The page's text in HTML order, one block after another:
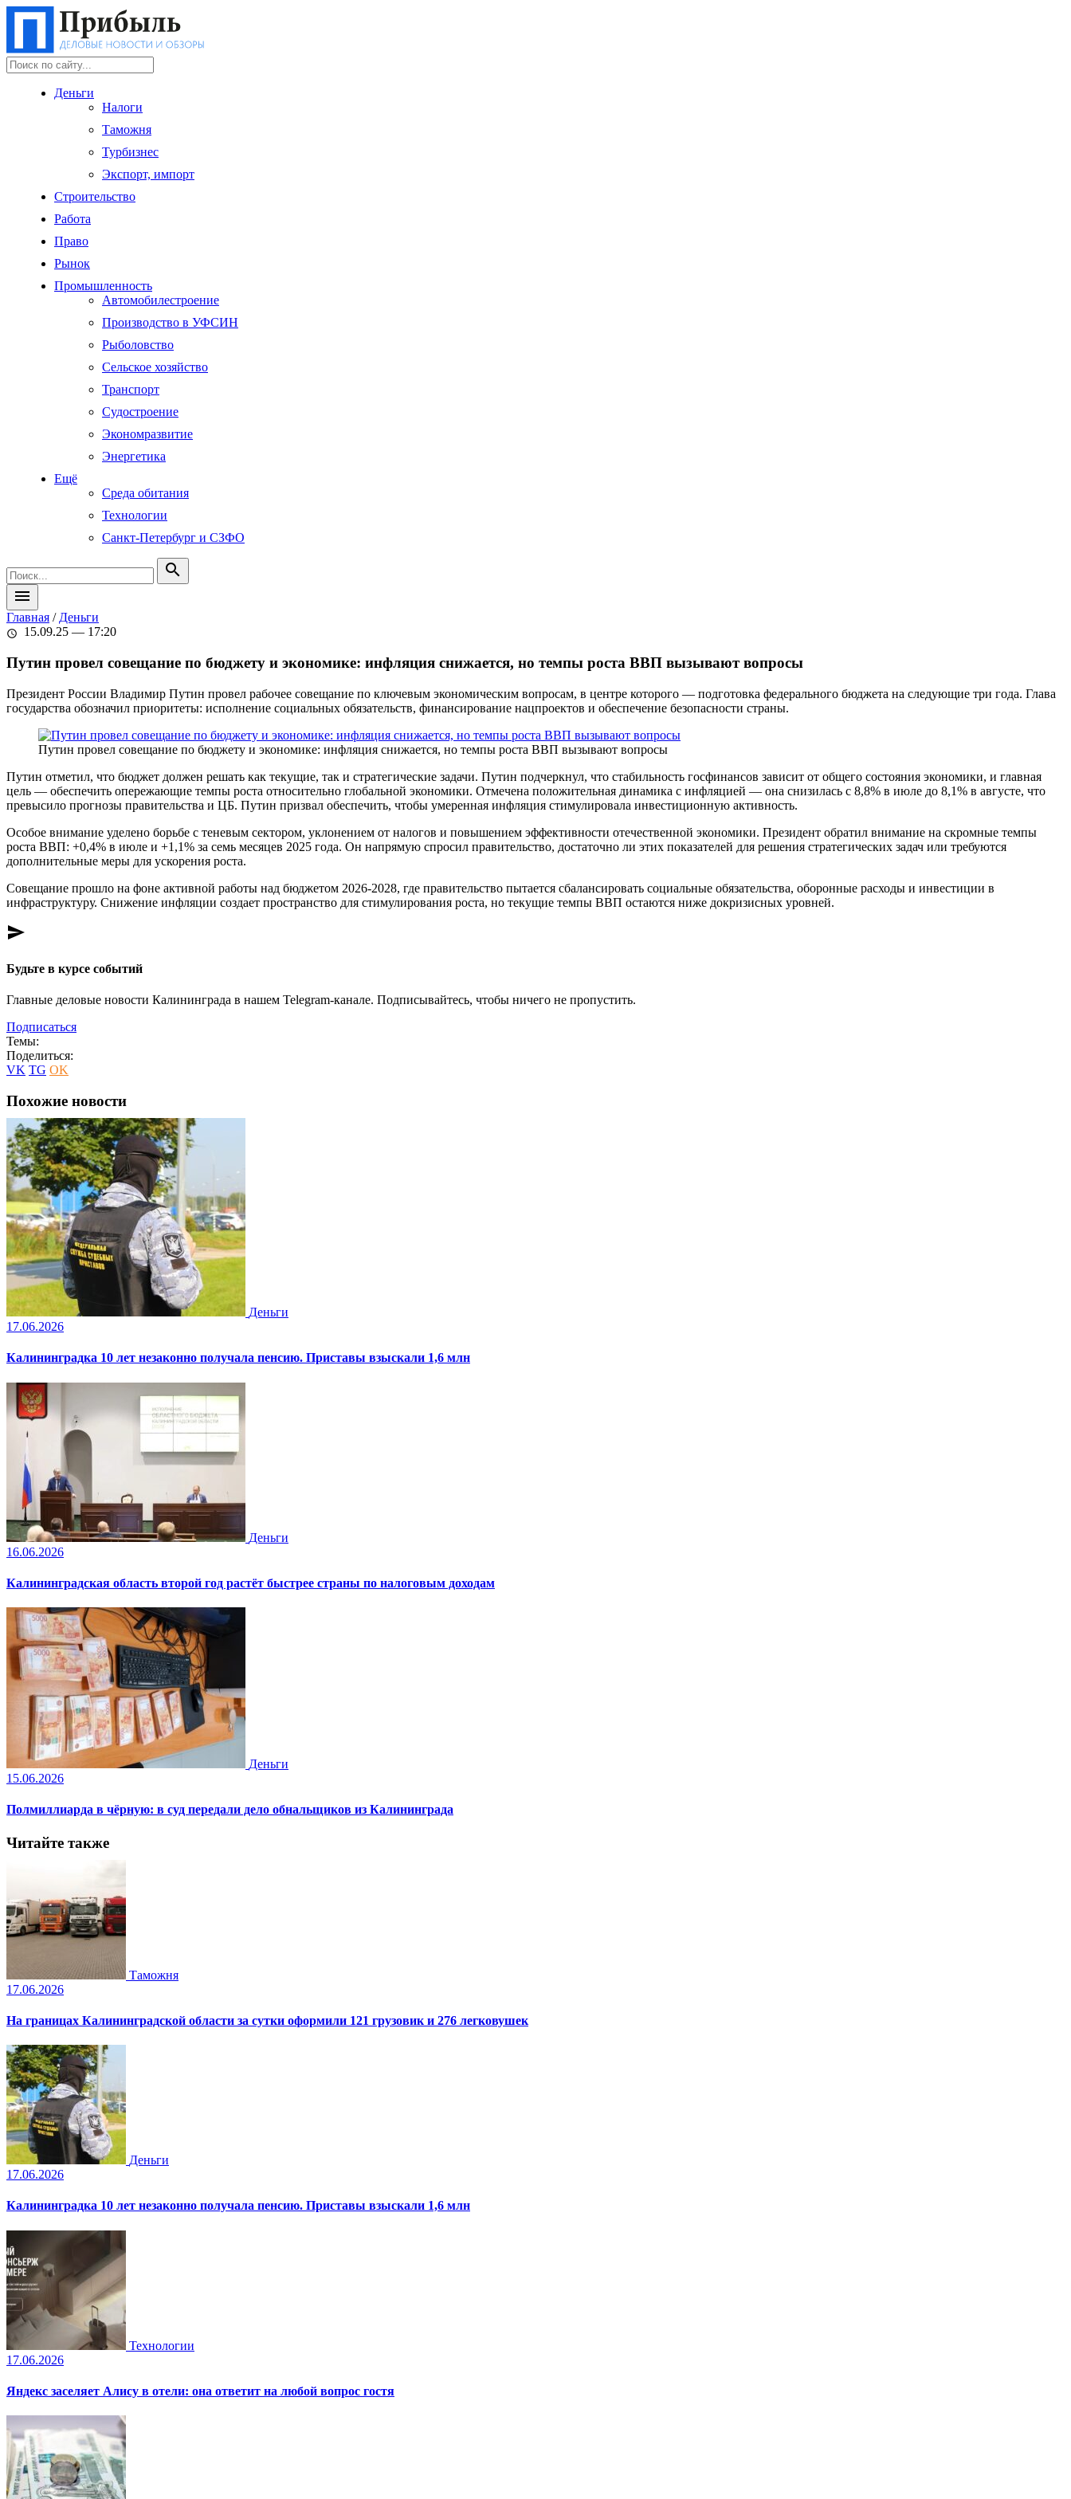
Деньги
Налоги
Таможня
Турбизнес
Экспорт, импорт
Строительство
Работа
Право
Рынок
Промышленность
Автомобилестроение
Производство в УФСИН
Рыболовство
Сельское хозяйство
Транспорт
Судостроение
Экономразвитие
Энергетика
Ещё
Среда обитания
Технологии
Санкт-Петербург и СЗФО
search
menu
Главная / Деньги
schedule 15.09.25 — 17:20
Путин провел совещание по бюджету и экономике: инфляция снижается, но темпы роста ВВП вызывают вопросы
Президент России Владимир Путин провел рабочее совещание по ключевым экономическим вопросам, в центре которого — подготовка федерального бюджета на следующие три года. Глава
государства обозначил приоритеты: исполнение социальных обязательств, финансирование нацпроектов и обеспечение безопасности страны.
Путин провел совещание по бюджету и экономике: инфляция снижается, но темпы роста ВВП вызывают вопросы
Путин отметил, что бюджет должен решать как текущие, так и стратегические задачи. Путин подчеркнул, что стабильность госфинансов зависит от общего состояния экономики, и главная
цель — обеспечить опережающие темпы роста относительно глобальной экономики. Отмечена положительная динамика с инфляцией — она снизилась с 8,8% в июле до 8,1% в августе, что
превысило прогнозы правительства и ЦБ. Путин призвал обеспечить, чтобы умеренная инфляция стимулировала инвестиционную активность.
Особое внимание уделено борьбе с теневым сектором, уклонением от налогов и повышением эффективности отечественной экономики. Президент обратил внимание на скромные темпы
роста ВВП: +0,4% в июле и +1,1% за семь месяцев 2025 года. Он напрямую спросил правительство, достаточно ли этих показателей для решения стратегических задач или требуются
дополнительные меры для ускорения роста.
Совещание прошло на фоне активной работы над бюджетом 2026-2028, где правительство пытается сбалансировать социальные обязательства, оборонные расходы и инвестиции в
инфраструктуру. Снижение инфляции создает пространство для стимулирования роста, но текущие темпы ВВП остаются ниже докризисных уровней.
send
Будьте в курсе событий
Главные деловые новости Калининграда в нашем Telegram-канале. Подписывайтесь, чтобы ничего не пропустить.
Подписаться
Темы:
Поделиться:
VK TG OK
Похожие новости
Деньги
17.06.2026
Калининградка 10 лет незаконно получала пенсию. Приставы взыскали 1,6 млн
Деньги
16.06.2026
Калининградская область второй год растёт быстрее страны по налоговым доходам
Деньги
15.06.2026
Полмиллиарда в чёрную: в суд передали дело обнальщиков из Калининграда
Читайте также
Таможня
17.06.2026
На границах Калининградской области за сутки оформили 121 грузовик и 276 легковушек
Деньги
17.06.2026
Калининградка 10 лет незаконно получала пенсию. Приставы взыскали 1,6 млн
Технологии
17.06.2026
Яндекс заселяет Алису в отели: она ответит на любой вопрос гостя